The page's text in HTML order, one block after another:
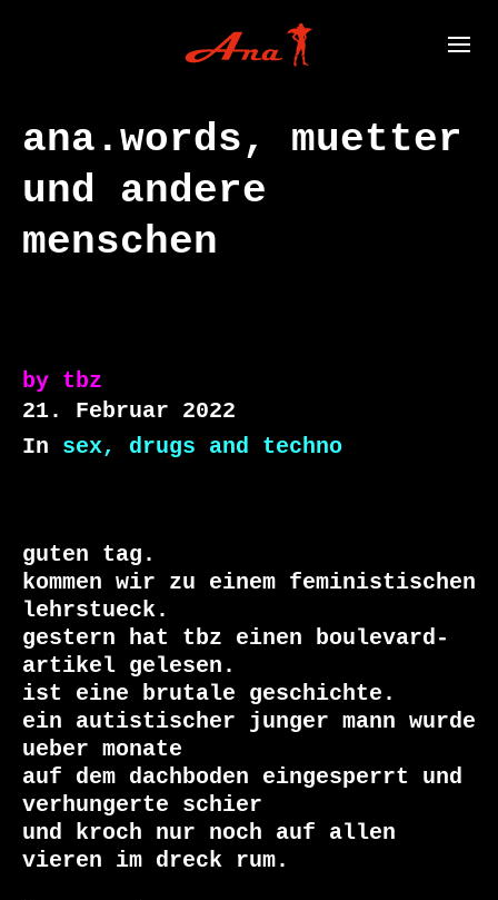
ana.words, muetter
und andere
menschen
by tbz
21. Februar 2022
In sex, drugs and techno
guten tag.
kommen wir zu einem feministischen
lehrstueck.
gestern hat tbz einen boulevard-
artikel gelesen.
ist eine brutale geschichte.
ein autistischer junger mann wurde
ueber monate
auf dem dachboden eingesperrt und
verhungerte schier
und kroch nur noch auf allen
vieren im dreck rum.